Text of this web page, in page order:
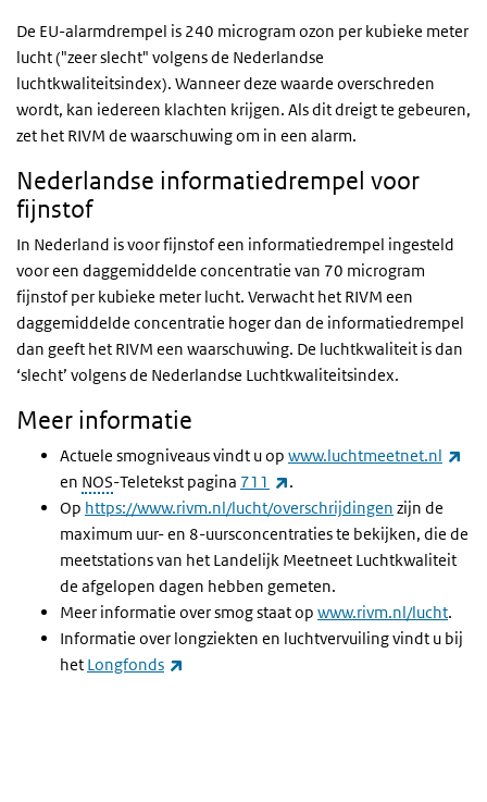
De EU-alarmdrempel is 240 microgram ozon per kubieke meter
lucht ("zeer slecht" volgens de Nederlandse
luchtkwaliteitsindex). Wanneer deze waarde overschreden
wordt, kan iedereen klachten krijgen. Als dit dreigt te gebeuren,
zet het RIVM de waarschuwing om in een alarm.
Nederlandse informatiedrempel voor
fijnstof
In Nederland is voor fijnstof een informatiedrempel ingesteld
voor een daggemiddelde concentratie van 70 microgram
fijnstof per kubieke meter lucht. Verwacht het RIVM een
daggemiddelde concentratie hoger dan de informatiedrempel
dan geeft het RIVM een waarschuwing. De luchtkwaliteit is dan
‘slecht’ volgens de Nederlandse Luchtkwaliteitsindex.
Meer informatie
Actuele smogniveaus vindt u op www.luchtmeetnet.nl
en NOS-Teletekst pagina 711 (externe link)
.
Op https://www.rivm.nl/lucht/overschrijdingen zijn de
maximum uur- en 8-uursconcentraties te bekijken, die de
meetstations van het Landelijk Meetneet Luchtkwaliteit
de afgelopen dagen hebben gemeten.
Meer informatie over smog staat op www.rivm.nl/lucht.
Informatie over longziekten en luchtvervuiling vindt u bij
het Longfonds